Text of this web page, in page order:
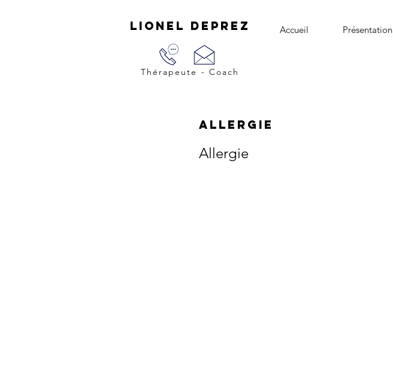
LIONEL DEPREZ Accueil Présentation
Thérapeute - Coach
Allergie
Allergie